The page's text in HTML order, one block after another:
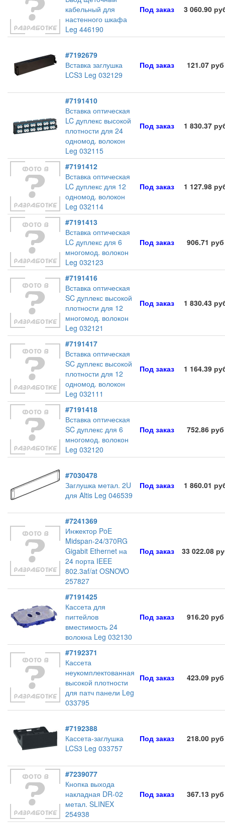
кабельный для
настенного шкафа
Leg 446190
Под заказ 3 060.90
#7192679
Вставка заглушка
LCS3 Leg 032129
Под заказ 121.07 руб
#7191410
Вставка оптическая
LC дуплекс высокой
плотности для 24
одномод. волокон
Leg 032115
Под заказ 1 830.37
#7191412
Вставка оптическая
LC дуплекс для 12
одномод. волокон
Leg 032114
Под заказ 1 127.98
#7191413
Вставка оптическая
LC дуплекс для 6
многомод. волокон
Leg 032123
Под заказ 906.71 руб
#7191416
Вставка оптическая
SC дуплекс высокой
плотности для 12
многомод. волокон
Leg 032121
Под заказ 1 830.43
#7191417
Вставка оптическая
SC дуплекс высокой
плотности для 12
одномод. волокон
Leg 032111
Под заказ 1 164.39
#7191418
Вставка оптическая
SC дуплекс для 6
многомод. волокон
Leg 032120
Под заказ 752.86 руб
#7030478
Заглушка метал. 2U
для Altis Leg 046539
Под заказ 1 860.01
#7241369
Инжектор PoE
Midspan-24/370RG
Gigabit Ethernet на
24 порта IEEE
802.3af/at OSNOVO
257827
Под заказ 33 022.08
#7191425
Кассета для
пигтейлов
вместимость 24
волокна Leg 032130
Под заказ 916.20 руб
#7192371
Кассета
неукомплектованная
высокой плотности
для патч панели Leg
033795
Под заказ 423.09 руб
#7192388
Кассета-заглушка
LCS3 Leg 033757
Под заказ 218.00 руб
#7239077
Кнопка выхода
накладная DR-02
метал. SLINEX
254938
Под заказ 367.13 руб